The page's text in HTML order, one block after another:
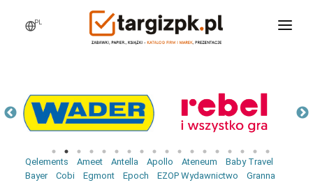
PL
PRODUKTY
AKTUALNOŚCI
Qelements Ameet Antella Apollo Ateneum
Baby Travel
Bayer
Cobi Egmont Epoch EZOP Wydawnictwo
Granna